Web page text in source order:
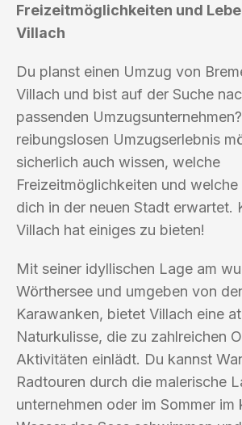
Freizeitmöglichkeiten und
Villach
Du planst einen Umzug von
Villach und bist auf der Suche
passenden
reibungslosen Umzugserlebnis
sicherlich auch wissen, welche
Freizeitmöglichkeiten und
dich in der neuen Stadt erwartet.
Villach hat einiges zu bieten!
Mit seiner idyllischen Lage am
Wörthersee und umgeben von
Karawanken, bietet Villach eine
Naturkulisse, die zu zahlreichen
Aktivitäten einlädt. Du kannst
Radtouren durch die malerische
unternehmen oder im Sommer im